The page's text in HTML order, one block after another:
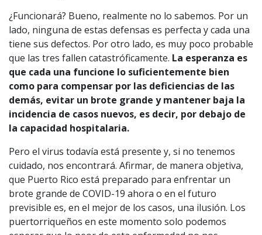
¿Funcionará? Bueno, realmente no lo sabemos. Por un
lado, ninguna de estas defensas es perfecta y cada una
tiene sus defectos. Por otro lado, es muy poco probable
que las tres fallen catastróficamente. La esperanza es
que cada una funcione lo suficientemente bien
como para compensar por las deficiencias de las
demás, evitar un brote grande y mantener baja la
incidencia de casos nuevos, es decir, por debajo de
la capacidad hospitalaria.
Pero el virus todavía está presente y, si no tenemos
cuidado, nos encontrará. Afirmar, de manera objetiva,
que Puerto Rico está preparado para enfrentar un
brote grande de COVID-19 ahora o en el futuro
previsible es, en el mejor de los casos, una ilusión. Los
puertorriqueños en este momento solo podemos